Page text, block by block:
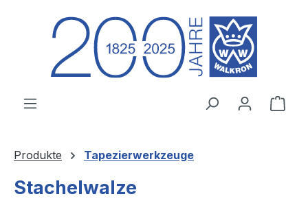
Zum Hauptinhalt springen
Produkte Tapezierwerkzeuge
Stachelwalze